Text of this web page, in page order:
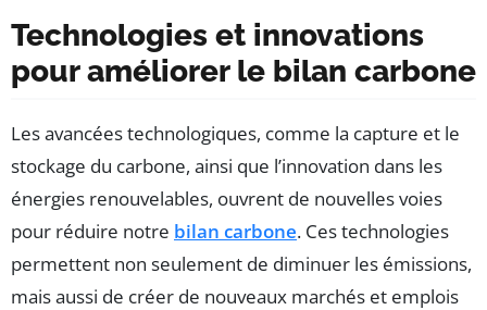
Technologies et innovations
pour améliorer le bilan carbone
Les avancées technologiques, comme la capture et le
stockage du carbone, ainsi que l’innovation dans les
énergies renouvelables, ouvrent de nouvelles voies
pour réduire notre bilan carbone. Ces technologies
permettent non seulement de diminuer les émissions,
mais aussi de créer de nouveaux marchés et emplois